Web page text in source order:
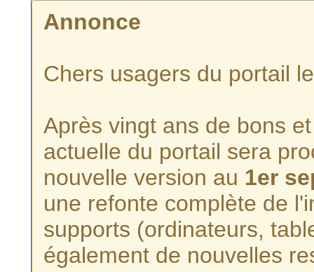
Annonce
Chers usagers du portail
Après vingt ans de bons
actuelle du portail sera
nouvelle version au 1er
une refonte complète de
supports (ordinateurs,
également de nouvelles